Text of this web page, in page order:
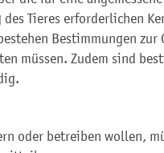
Tieres erforderlichen
Bestimmungen zur
müssen. Zudem sind
oder betreiben wollen,